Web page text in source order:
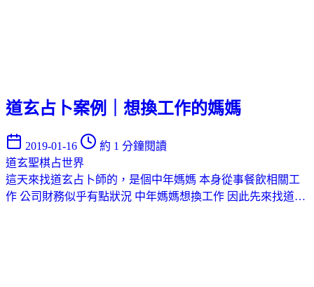
道玄占卜案例｜想換工作的媽媽
2019-01-16
約 1 分鐘閱讀
道玄聖棋占世界
這天來找道玄占卜師的，是個中年媽媽 本身從事餐飲相關工
作 公司財務似乎有點狀況 中年媽媽想換工作 因此先來找道…